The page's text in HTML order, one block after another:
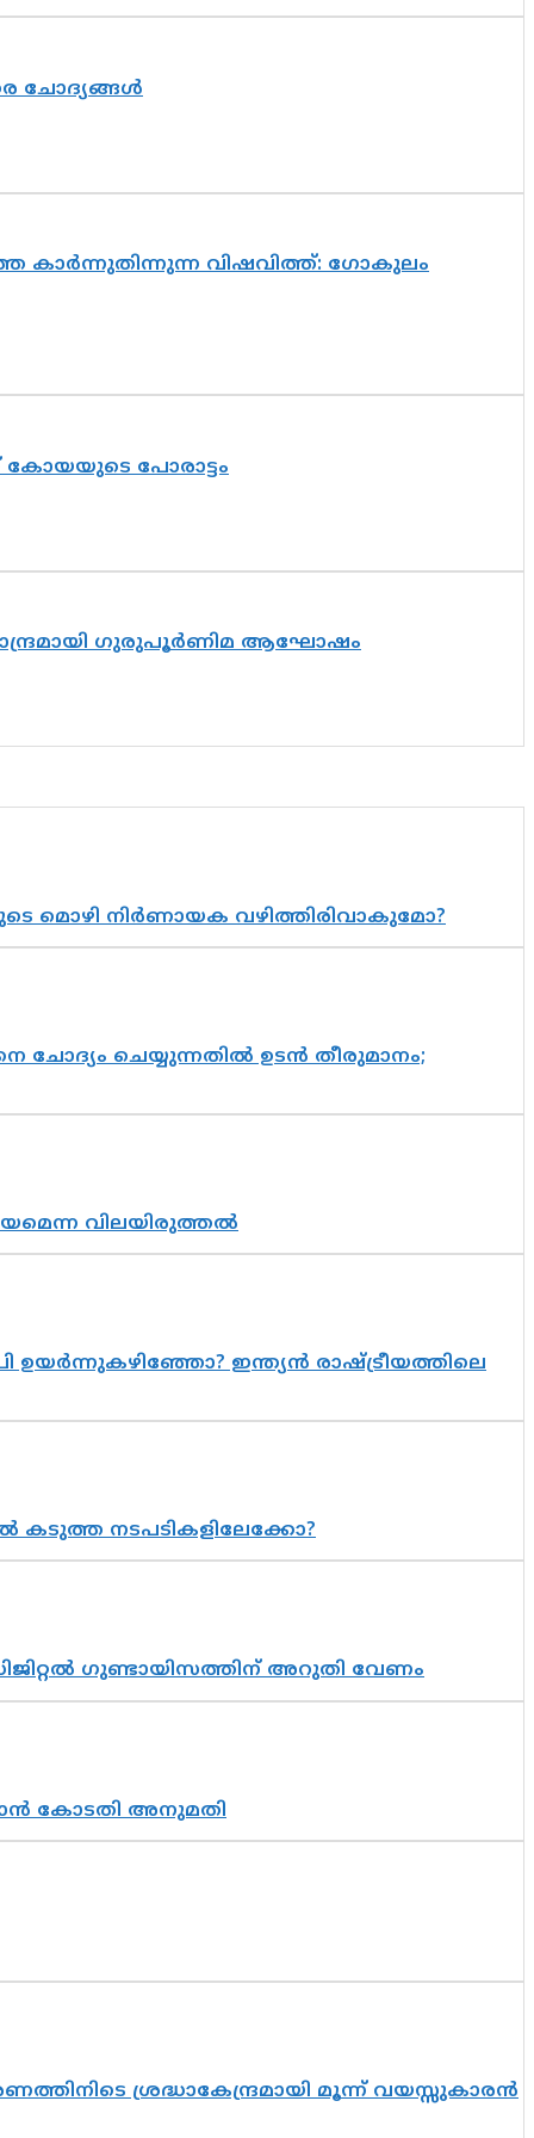
ചോദ്യങ്ങൾ
കാർന്നുതിന്നുന്ന വിഷവിത്ത്: ഗോകുലം
കോയയുടെ പോരാട്ടം
ഗുരുപൂർണിമ ആഘോഷം
മൊഴി നിർണായക വഴിത്തിരിവാകുമോ?
ചെയ്യുന്നതിൽ ഉടൻ തീരുമാനം;
വിലയിരുത്തൽ
ഉയർന്നുകഴിഞ്ഞോ? ഇന്ത്യൻ രാഷ്ട്രീയത്തിലെ
നടപടികളിലേക്കോ?
ഗുണ്ടായിസത്തിന് അറുതി വേണം
കോടതി അനുമതി
ശ്രദ്ധാകേന്ദ്രമായി മൂന്ന് വയസ്സുകാരൻ